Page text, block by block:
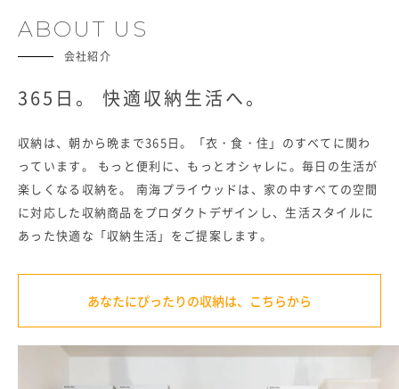
ABOUT US
会社紹介
365日。 快適収納生活へ。
収納は、朝から晩まで365日。「衣・食・住」のすべてに関わ
っています。
もっと便利に、もっとオシャレに。毎日の生活が
楽しくなる収納を。
南海プライウッドは、家の中すべての空間
に対応した収納商品をプロダクトデザインし、生活スタイルに
あった快適な「収納生活」をご提案します。
あなたにぴったりの収納は、こちらから